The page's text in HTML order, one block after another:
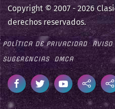
Copyright © 2007 - 2026
derechos reservados.
POLÍTICA DE PRIVACIDAD AVISO
SUGERENCIAS
DMCA